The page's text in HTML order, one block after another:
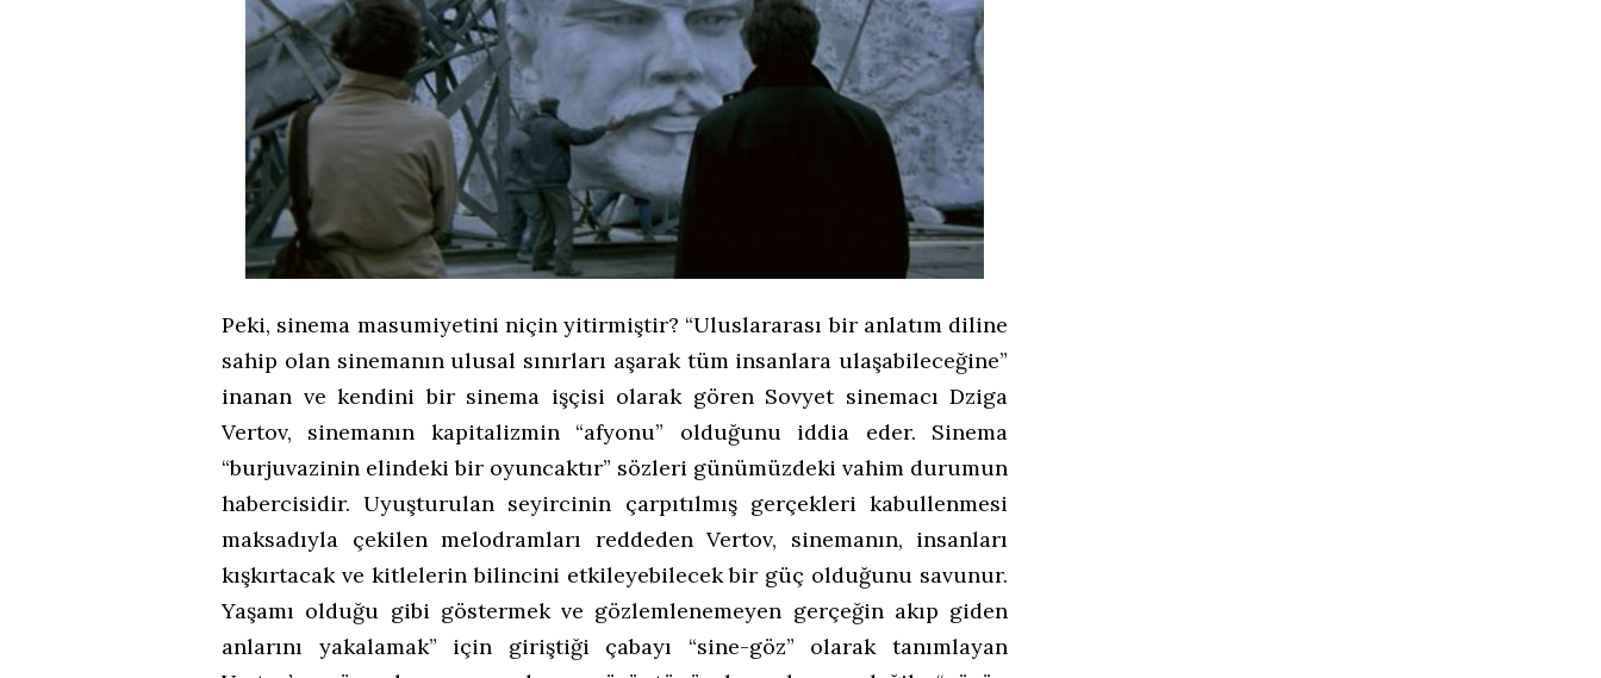
Peki, sinema masumiyetini niçin yitirmiştir? “Uluslararası bir anlatım diline
sahip olan sinemanın ulusal sınırları aşarak tüm insanlara ulaşabileceğine”
inanan ve kendini bir sinema işçisi olarak gören Sovyet sinemacı Dziga
Vertov, sinemanın kapitalizmin “afyonu” olduğunu iddia eder. Sinema
“burjuvazinin elindeki bir oyuncaktır” sözleri günümüzdeki vahim durumun
habercisidir. Uyuşturulan seyircinin çarpıtılmış gerçekleri kabullenmesi
maksadıyla çekilen melodramları reddeden Vertov, sinemanın, insanları
kışkırtacak ve kitlelerin bilincini etkileyebilecek bir güç olduğunu savunur.
Yaşamı olduğu gibi göstermek ve gözlemlenemeyen gerçeğin akıp giden
anlarını yakalamak” için giriştiği çabayı “sine-göz” olarak tanımlayan